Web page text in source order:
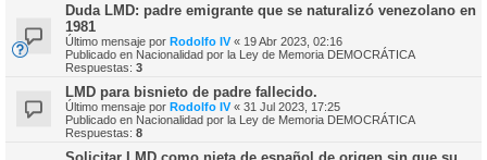
Duda LMD: padre emigrante que se naturalizó venezolano en
1981
Último mensaje por Rodolfo IV« 19 Abr 2023, 02:16
Publicado en Nacionalidad por la Ley de Memoria DEMOCRÁTICA
Respuestas: 3
LMD para bisnieto de padre fallecido.
Último mensaje por Rodolfo IV« 31 Jul 2023, 17:25
Publicado en Nacionalidad por la Ley de Memoria DEMOCRÁTICA
Respuestas: 8